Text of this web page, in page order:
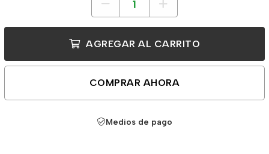
AGREGAR AL CARRITO
COMPRAR AHORA
Medios de pago